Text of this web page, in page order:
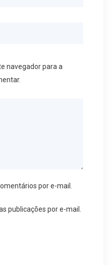
navegador para a
por e-mail.
publicações por e-mail.